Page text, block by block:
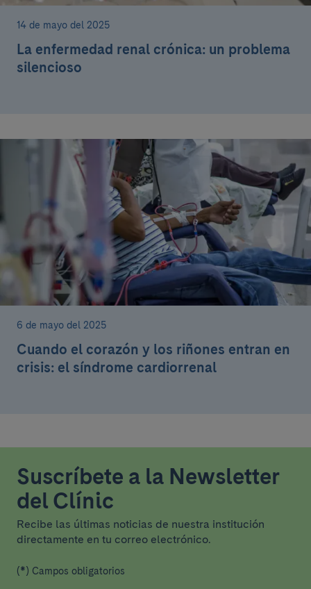
14 de mayo del 2025
La enfermedad renal crónica: un problema
silencioso
6 de mayo del 2025
Cuando el corazón y los riñones entran en
crisis: el síndrome cardiorrenal
Suscríbete a la Newsletter
del Clínic
Recibe las últimas noticias de nuestra institución
directamente en tu correo electrónico.
(*) Campos obligatorios